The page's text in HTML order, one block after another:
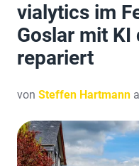
vialytics im
Goslar mit KI
repariert
von Steffen Hartmann